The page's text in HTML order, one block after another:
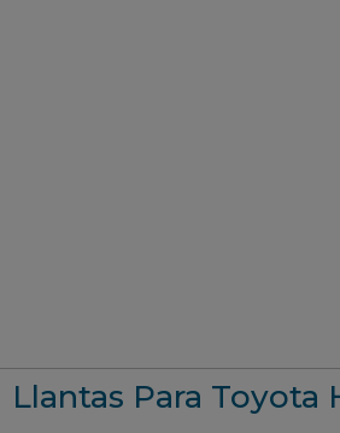
Llantas Para Toyota